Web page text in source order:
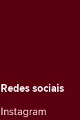
Redes sociais
Instagram